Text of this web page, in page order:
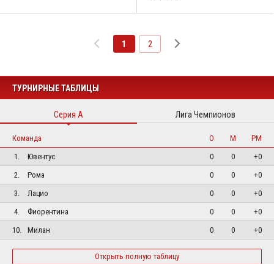
1 2
ТУРНИРНЫЕ ТАБЛИЦЫ
Серия А Лига Чемпионов
Команда О М
РМ
1.
Ювентус 0 0
+0
2.
Рома 0 0
+0
3.
Лацио 0 0
+0
4.
Фиорентина 0 0
+0
10.
Милан 0 0 +0
Открыть полную таблицу